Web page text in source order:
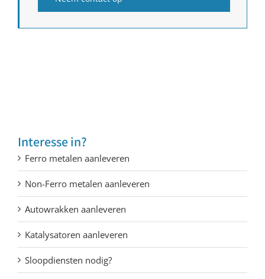
Interesse in?
Ferro metalen aanleveren
Non-Ferro metalen aanleveren
Autowrakken aanleveren
Katalysatoren aanleveren
Sloopdiensten nodig?